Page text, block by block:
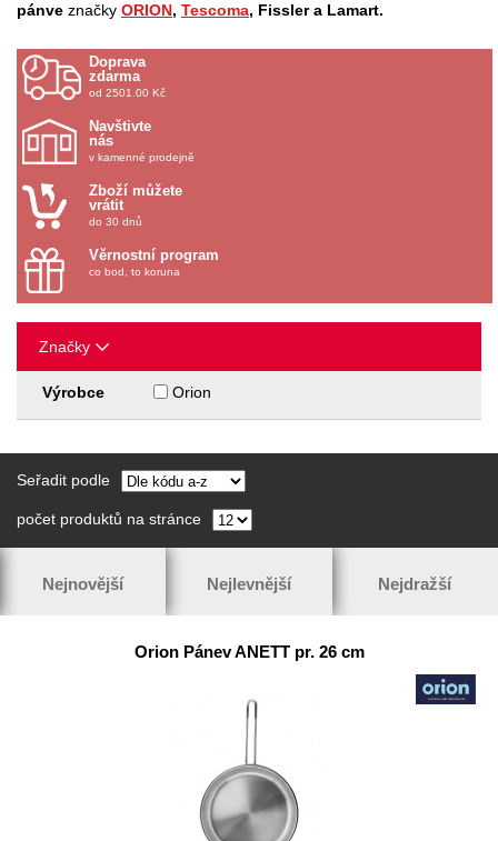
pánve značky ORION, Tescoma, Fissler a Lamart.
Doprava
zdarma
od 2501.00 Kč
Navštivte
nás
v kamenné prodejně
Zboží můžete
vrátit
do 30 dnů
Věrnostní program
co bod, to koruna
Značky
Výrobce Orion
Seřadit podle
počet produktů na stránce
Nejnovější Nejlevnější Nejdražší
Orion Pánev ANETT pr. 26 cm